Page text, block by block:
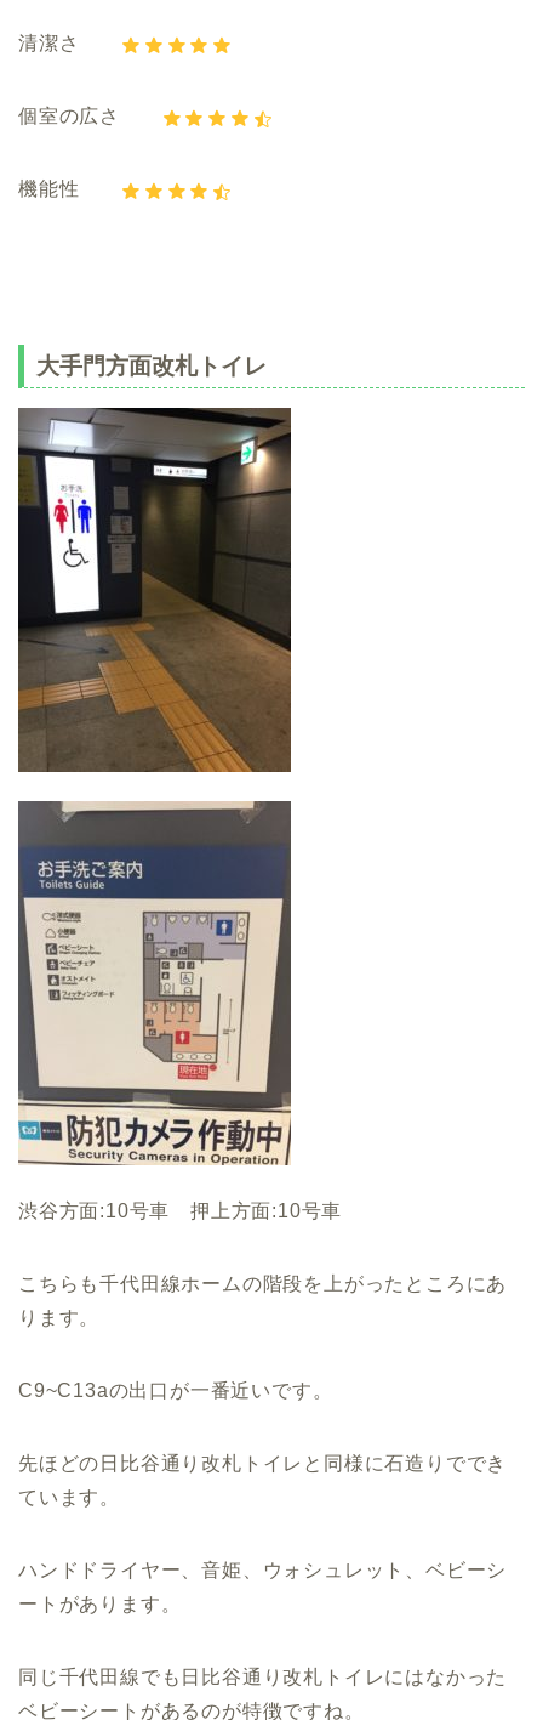
清潔さ
個室の広さ
機能性
大手門方面改札トイレ
渋谷方面:10号車 押上方面:10号車
こちらも千代田線ホームの階段を上がったところにあ
ります。
C9~C13aの出口が一番近いです。
先ほどの日比谷通り改札トイレと同様に石造りででき
ています。
ハンドドライヤー、音姫、ウォシュレット、ベビーシ
ートがあります。
同じ千代田線でも日比谷通り改札トイレにはなかった
ベビーシートがあるのが特徴ですね。